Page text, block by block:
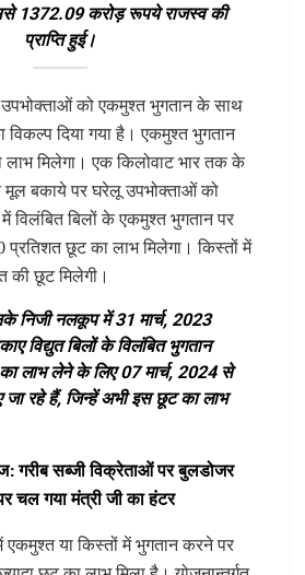
1372.09 करोड़ रूपये राजस्व की
प्राप्ति हुई।
उपभोक्ताओं को एकमुश्त भुगतान के साथ
विकल्प दिया गया है। एकमुश्त भुगतान
लाभ मिलेगा। एक किलोवाट भार तक के
बकाये पर घरेलू उपभोक्ताओं को
विलंबित बिलों के एकमुश्त भुगतान पर
प्रतिशत छूट का लाभ मिलेगा। किस्तों में
की छूट मिलेगी।
निजी नलकूप में 31 मार्च, 2023
विद्युत बिलों के विलंबित भुगतान
लाभ लेने के लिए 07 मार्च, 2024 से
जा रहे हैं, जिन्हें अभी इस छूट का लाभ
गरीब सब्जी विक्रेताओं पर बुलडोजर
चल गया मंत्री जी का हंटर
या किस्तों में भुगतान करने पर